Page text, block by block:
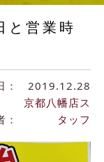
と営業時
： 2019.12.28
：
京都八幡店ス
タッフ